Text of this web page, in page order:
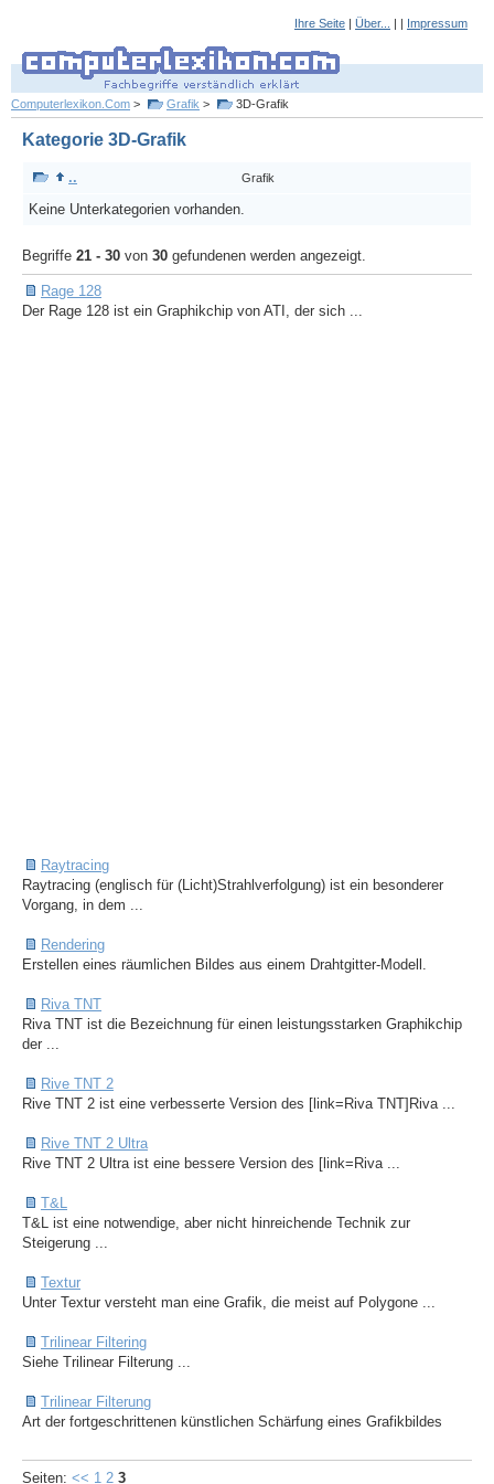
Ihre Seite | Über... | | Impressum
Computerlexikon.Com > Grafik > 3D-Grafik
Kategorie 3D-Grafik
.. Grafik
Keine Unterkategorien vorhanden.
Begriffe 21 - 30 von 30 gefundenen werden angezeigt.
Rage 128
Der Rage 128 ist ein Graphikchip von ATI, der sich ...
Raytracing
Raytracing (englisch für (Licht)Strahlverfolgung) ist ein besonderer
Vorgang, in dem ...
Rendering
Erstellen eines räumlichen Bildes aus einem Drahtgitter-Modell.
Riva TNT
Riva TNT ist die Bezeichnung für einen leistungsstarken Graphikchip
der ...
Rive TNT 2
Rive TNT 2 ist eine verbesserte Version des [link=Riva TNT]Riva ...
Rive TNT 2 Ultra
Rive TNT 2 Ultra ist eine bessere Version des [link=Riva ...
T&L
T&L ist eine notwendige, aber nicht hinreichende Technik zur
Steigerung ...
Textur
Unter Textur versteht man eine Grafik, die meist auf Polygone ...
Trilinear Filtering
Siehe Trilinear Filterung ...
Trilinear Filterung
Art der fortgeschrittenen künstlichen Schärfung eines Grafikbildes
Seiten: << 1 2 3